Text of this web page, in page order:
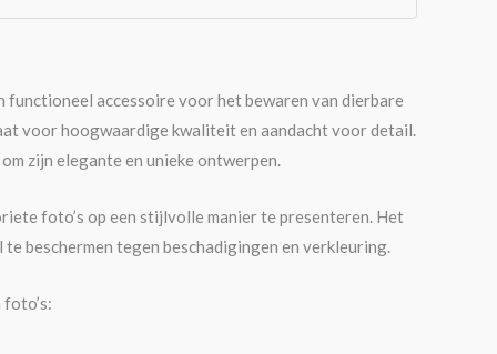
functioneel accessoire voor het bewaren van dierbare
voor hoogwaardige kwaliteit en aandacht voor detail.
zijn elegante en unieke ontwerpen.
foto’s op een stijlvolle manier te presenteren. Het
beschermen tegen beschadigingen en verkleuring.